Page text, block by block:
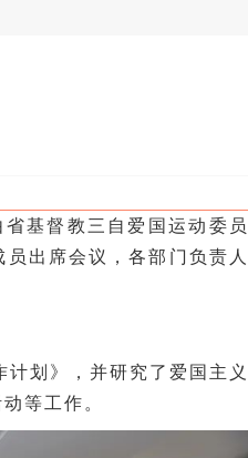
基督教三自爱国运动委员
出席会议，各部门负责人
划》，并研究了爱国主义
等工作。